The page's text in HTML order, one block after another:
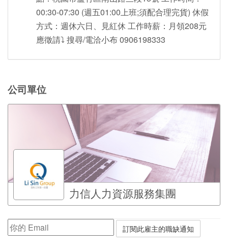
00:30-07:30 (週五01:00上班;須配合理完貨) 休假
方式：週休六日、見紅休 工作時薪：月領208元
應徵請⤵️ 搜尋/電洽小布 0906198333
公司單位
力信人力資源服務集團